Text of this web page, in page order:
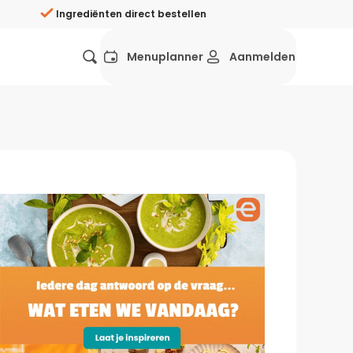
Ingrediënten direct bestellen
Gezonde recepten
Recepten avondeten
Makkelijke recepten
Menuplanner Aanmelden